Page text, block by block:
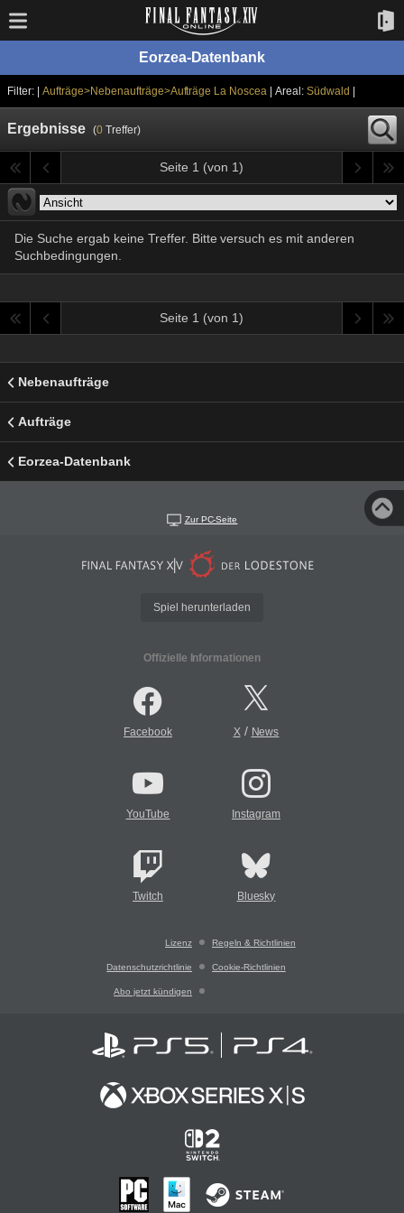
Eorzea-Datenbank
Filter: | Aufträge>Nebenaufträge>Aufträge La Noscea | Areal:Südwald
Ergebnisse (0Treffer)
Seite 1 (von 1)
Die Suche ergab keine Treffer. Bitte versuch es mit anderen
Suchbedingungen.
Seite 1 (von 1)
Nebenaufträge
Aufträge
Eorzea-Datenbank
Zur PC-Seite
Spiel herunterladen
Offizielle Informationen
Facebook X/ News
YouTube Instagram
Twitch Bluesky
Lizenz Regeln & Richtlinien
Datenschutzrichtlinie Cookie-Richtlinien
Abo jetzt kündigen